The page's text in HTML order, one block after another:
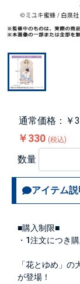
通常価格：￥
￥330 (税込)
数量
アイテム説
■購入制限■
・1注文につき
「花とゆめ」
が登場！